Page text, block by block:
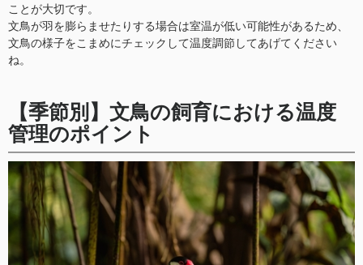
ことが大切です。
文鳥が羽を膨らませたりする場合は室温が低い可能性があるため、
文鳥の様子をこまめにチェックして温度調節してあげてください
ね。
【季節別】文鳥の飼育における温度
管理のポイント